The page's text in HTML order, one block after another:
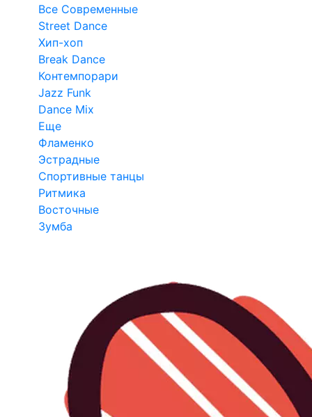
Все Современные
Street Dance
Хип-хоп
Break Dance
Контемпорари
Jazz Funk
Dance Mix
Еще
Фламенко
Эстрадные
Спортивные танцы
Ритмика
Восточные
Зумба